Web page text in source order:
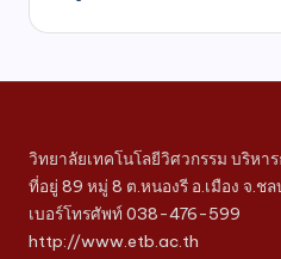
วิทยาลัยเทคโนโลยีวิศวกรรม บริหาร
ที่อยู่ 89 หมู่ 8 ต.หนองรี อ.เมือง จ.ช
เบอร์โทรศัพท์ 038-476-599
http://www.etb.ac.th